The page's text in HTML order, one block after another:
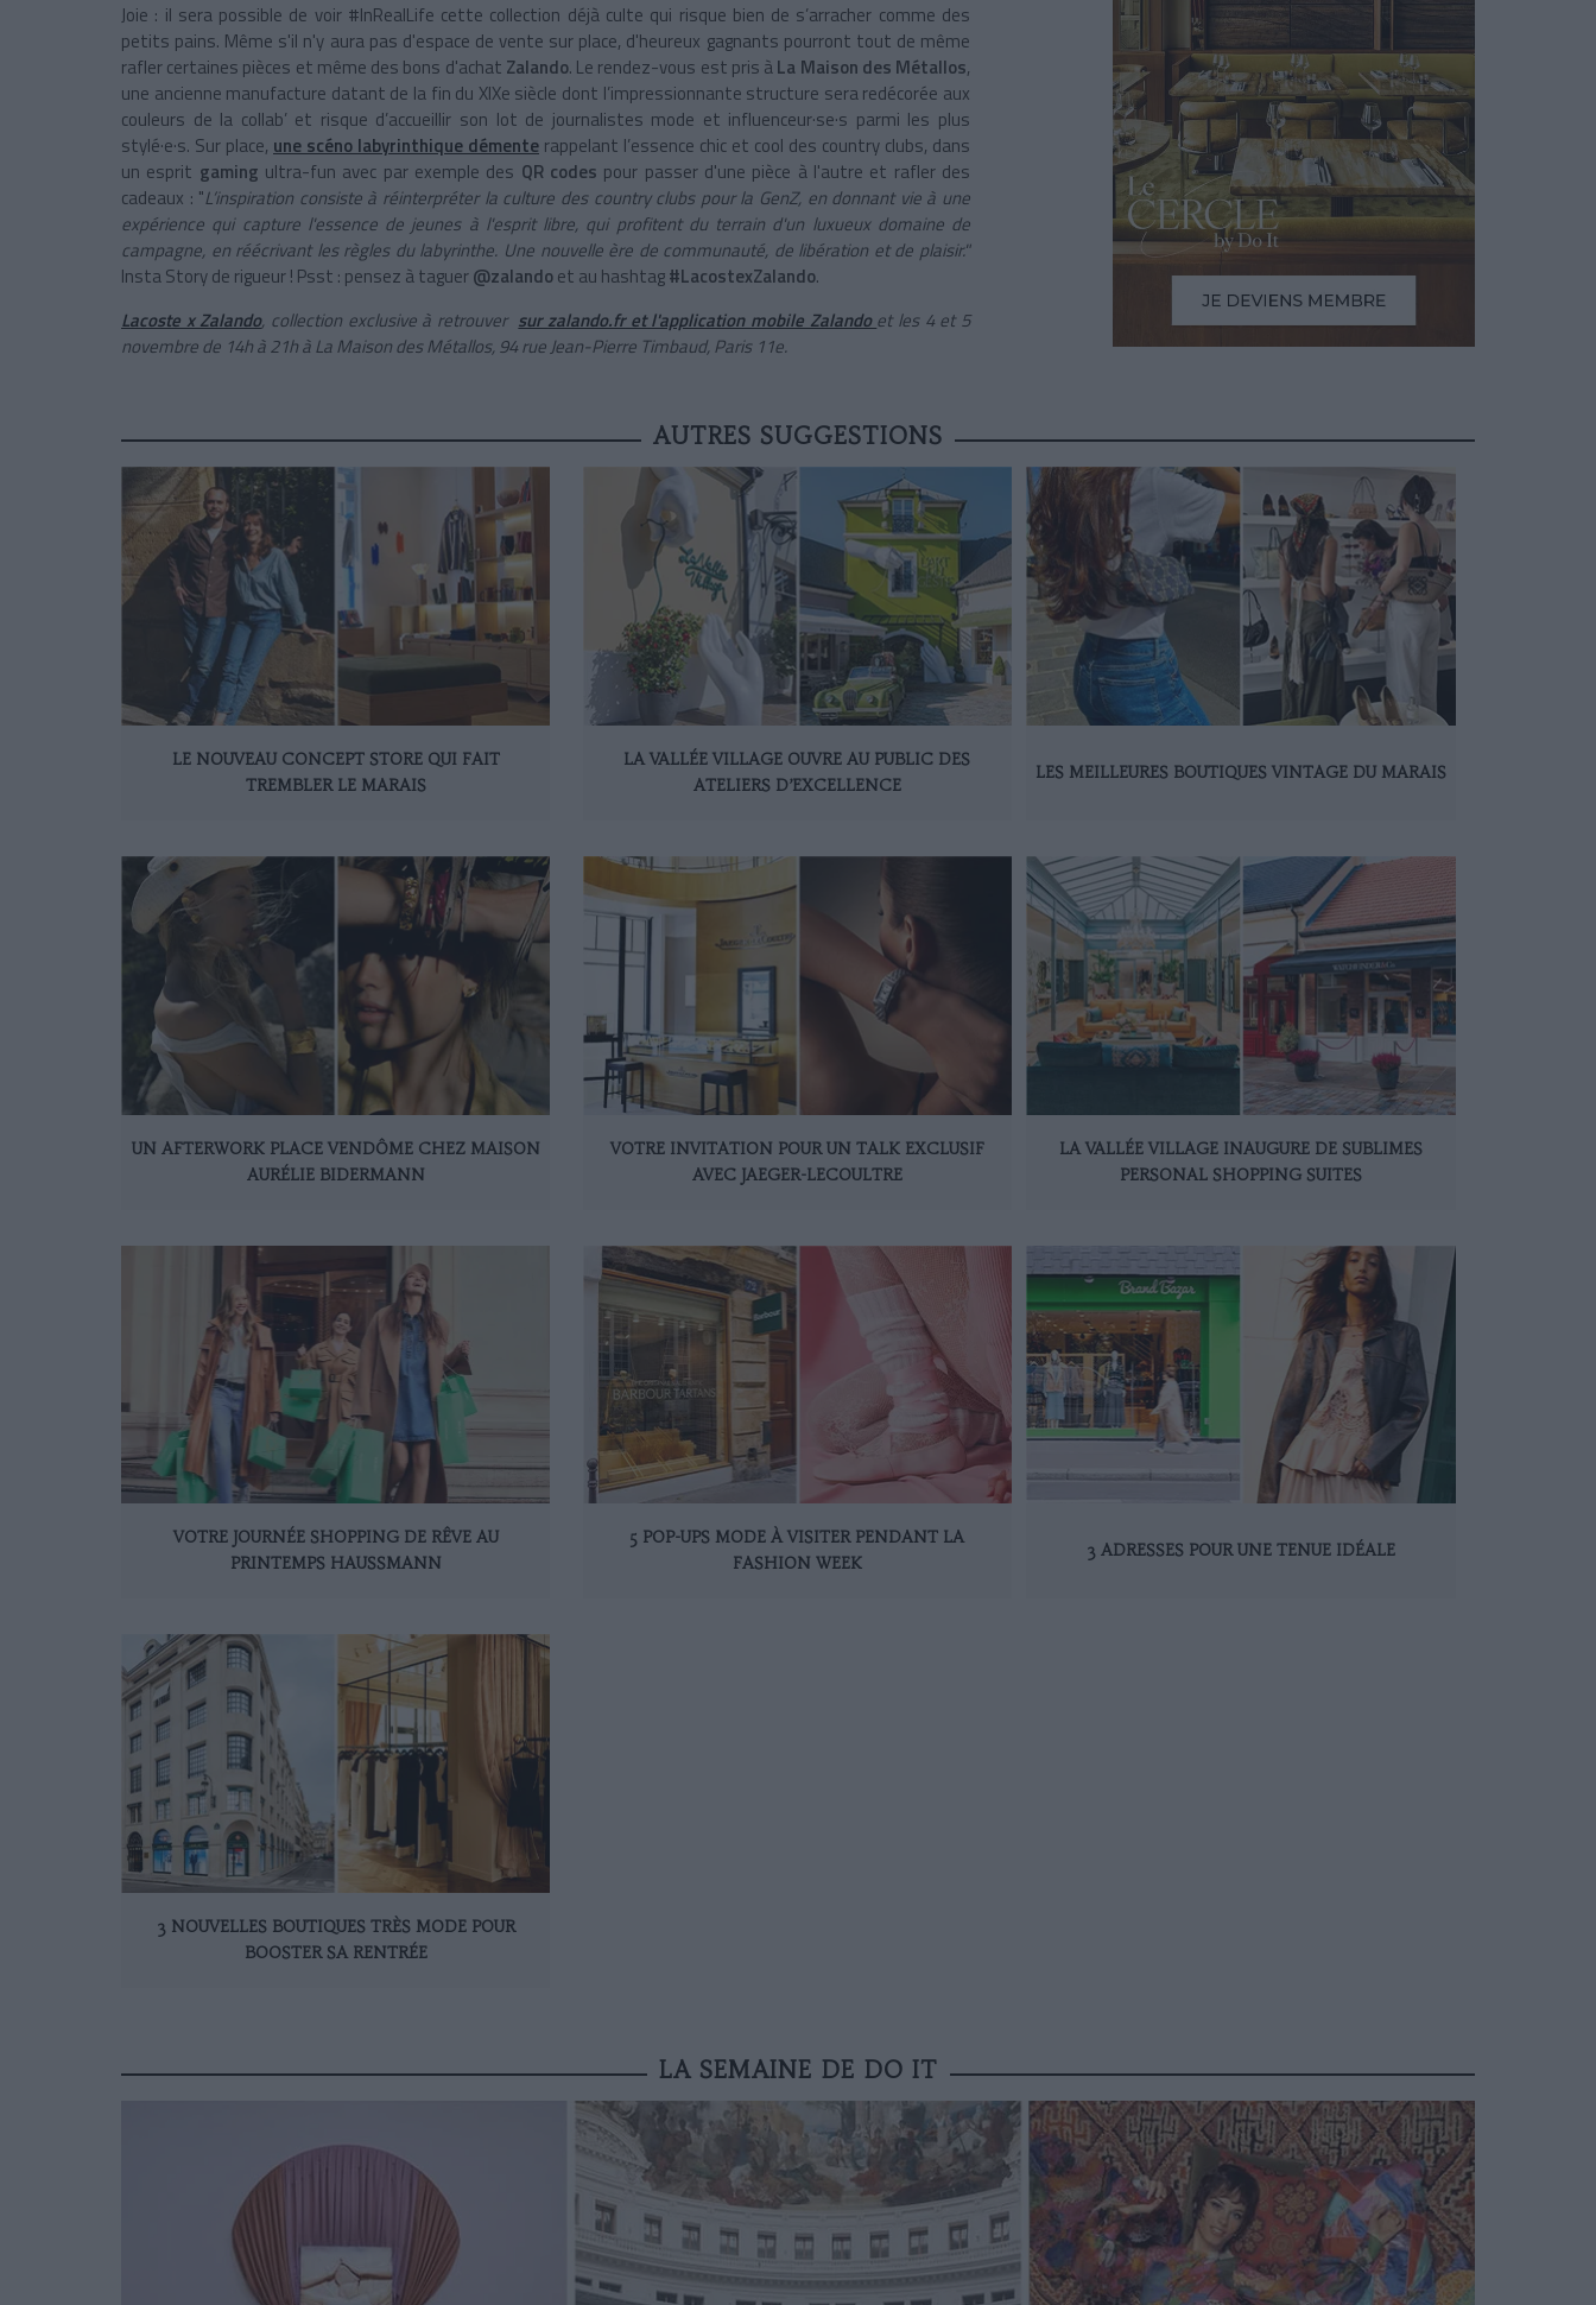
Joie : il sera possible de voir #InRealLife cette collection déjà culte qui risque bien de s’arracher comme des
petits pains. Même s'il n'y aura pas d'espace de vente sur place, d'heureux gagnants pourront tout de même
rafler certaines pièces et même des bons d'achat Zalando. Le rendez-vous est pris àLa Maison des Métallos,
une ancienne manufacture datant de la fin du XIXe siècle dont l’impressionnante structure sera redécorée aux
couleurs de la collab’ et risque d’accueillir son lot de journalistes mode et influenceur·se·s parmi les plus
stylé·e·s. Sur place, une scéno labyrinthique démente rappelant l’essence chic et cool des country clubs, dans
un esprit gaming ultra-fun avec par exemple des QR codes pour passer d'une pièce à l'autre et rafler des
cadeaux : "L’inspiration consiste à réinterpréter la culture des country clubs pour la GenZ, en donnant vie à une
expérience qui capture l'essence de jeunes à l'esprit libre, qui profitent du terrain d'un luxueux domaine de
campagne, en réécrivant les règles du labyrinthe. Une nouvelle ère de communauté, de libération et de plaisir."
Insta Story de rigueur ! Psst : pensez à taguer@zalandoet au hashtag#LacostexZalando.
Lacoste x Zalando, collection exclusive à retrouver surzalando.fret l'application mobile Zalandoet les 4 et 5
novembre de 14h à 21h à La Maison des Métallos, 94 rue Jean-Pierre Timbaud, Paris 11e.
AUTRES SUGGESTIONS
LE NOUVEAU CONCEPT STORE QUI FAIT
TREMBLER LE MARAIS
LA VALLÉE VILLAGE OUVRE AU PUBLIC DES
ATELIERS D’EXCELLENCE
LES MEILLEURES BOUTIQUES VINTAGE DU MARAIS
UN AFTERWORK PLACE VENDÔME CHEZ MAISON
AURÉLIE BIDERMANN
VOTRE INVITATION POUR UN TALK EXCLUSIF
AVEC JAEGER-LECOULTRE
LA VALLÉE VILLAGE INAUGURE DE SUBLIMES
PERSONAL SHOPPING SUITES
VOTRE JOURNÉE SHOPPING DE RÊVE AU
PRINTEMPS HAUSSMANN
5 POP-UPS MODE À VISITER PENDANT LA
FASHION WEEK
3 ADRESSES POUR UNE TENUE IDÉALE
3 NOUVELLES BOUTIQUES TRÈS MODE POUR
BOOSTER SA RENTRÉE
LA SEMAINE DE DO IT